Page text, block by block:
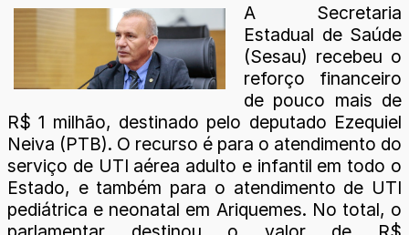
A Secretaria
Estadual de Saúde
(Sesau) recebeu o
reforço financeiro
de pouco mais de
R$ 1 milhão, destinado pelo deputado Ezequiel
Neiva (PTB). O recurso é para o atendimento do
serviço de UTI aérea adulto e infantil em todo o
Estado, e também para o atendimento de UTI
pediátrica e neonatal em Ariquemes. No total, o